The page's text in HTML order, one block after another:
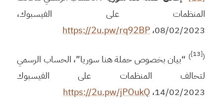
المنظمات على الفيسبوك،
08/02/2023، https://2u.pw/rq92BP
(
[13]
) “بيان بخصوص حملة هنا سوريا”، الحساب الرسمي
لتحالف المنظمات على الفيسبوك
14/02/2023، https://2u.pw/jPOukQ